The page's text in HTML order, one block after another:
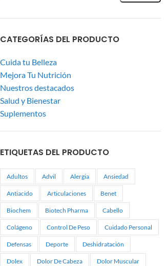
CATEGORÍAS DEL PRODUCTO
Cuida tu Belleza
Mejora Tu Nutrición
Nuestros destacados
Salud y Bienestar
Suplementos
ETIQUETAS DEL PRODUCTO
Adultos Advil Alergia Ansiedad
Antiacido Articulaciones Benet
Biochem Biotech Pharma Cabello
Colágeno Control De Peso Cuidado Personal
Defensas Deporte Deshidratación
Dolex Dolor De Cabeza Dolor Muscular